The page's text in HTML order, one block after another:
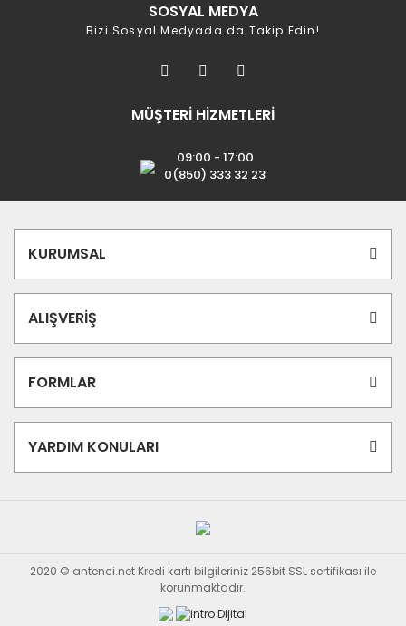
SOSYAL MEDYA
Bizi Sosyal Medyada da Takip Edin!
MÜŞTERİ HİZMETLERİ
09:00 - 17:00
0(850) 333 32 23
KURUMSAL
ALIŞVERİŞ
FORMLAR
YARDIM KONULARI
2020 © antenci.net Kredi kartı bilgileriniz 256bit SSL sertifikası ile
korunmaktadır.